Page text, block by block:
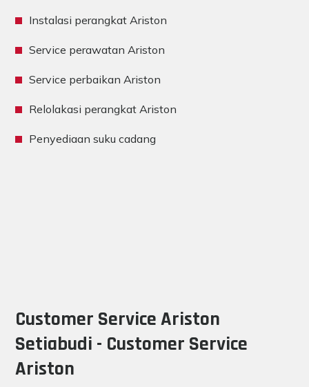
Instalasi perangkat Ariston
Service perawatan Ariston
Service perbaikan Ariston
Relolakasi perangkat Ariston
Penyediaan suku cadang
Customer Service Ariston
Setiabudi - Customer Service
Ariston